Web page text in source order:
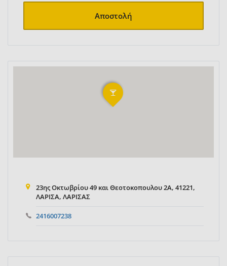
Αποστολή
23ης Οκτωβρίου 49 και Θεοτοκοπουλου 2Α, 41221,
ΛΑΡΙΣΑ, ΛΑΡΙΣΑΣ
2416007238